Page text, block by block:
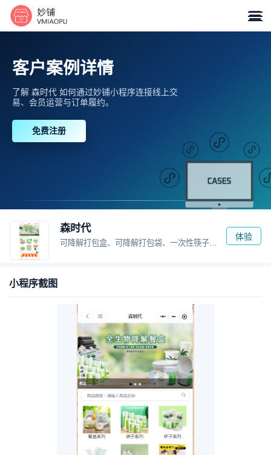

客户案例详情
了解 森时代 如何通过妙铺小程序连接线上交
易、会员运营与订单履约。
免费注册
森时代
可降解打包盒、可降解打包袋、一次性筷子、铝箔餐盒、卫生纸、洗洁精等各种产品的定制。海口发货，海南地区隔日到达。
体验
小程序截图